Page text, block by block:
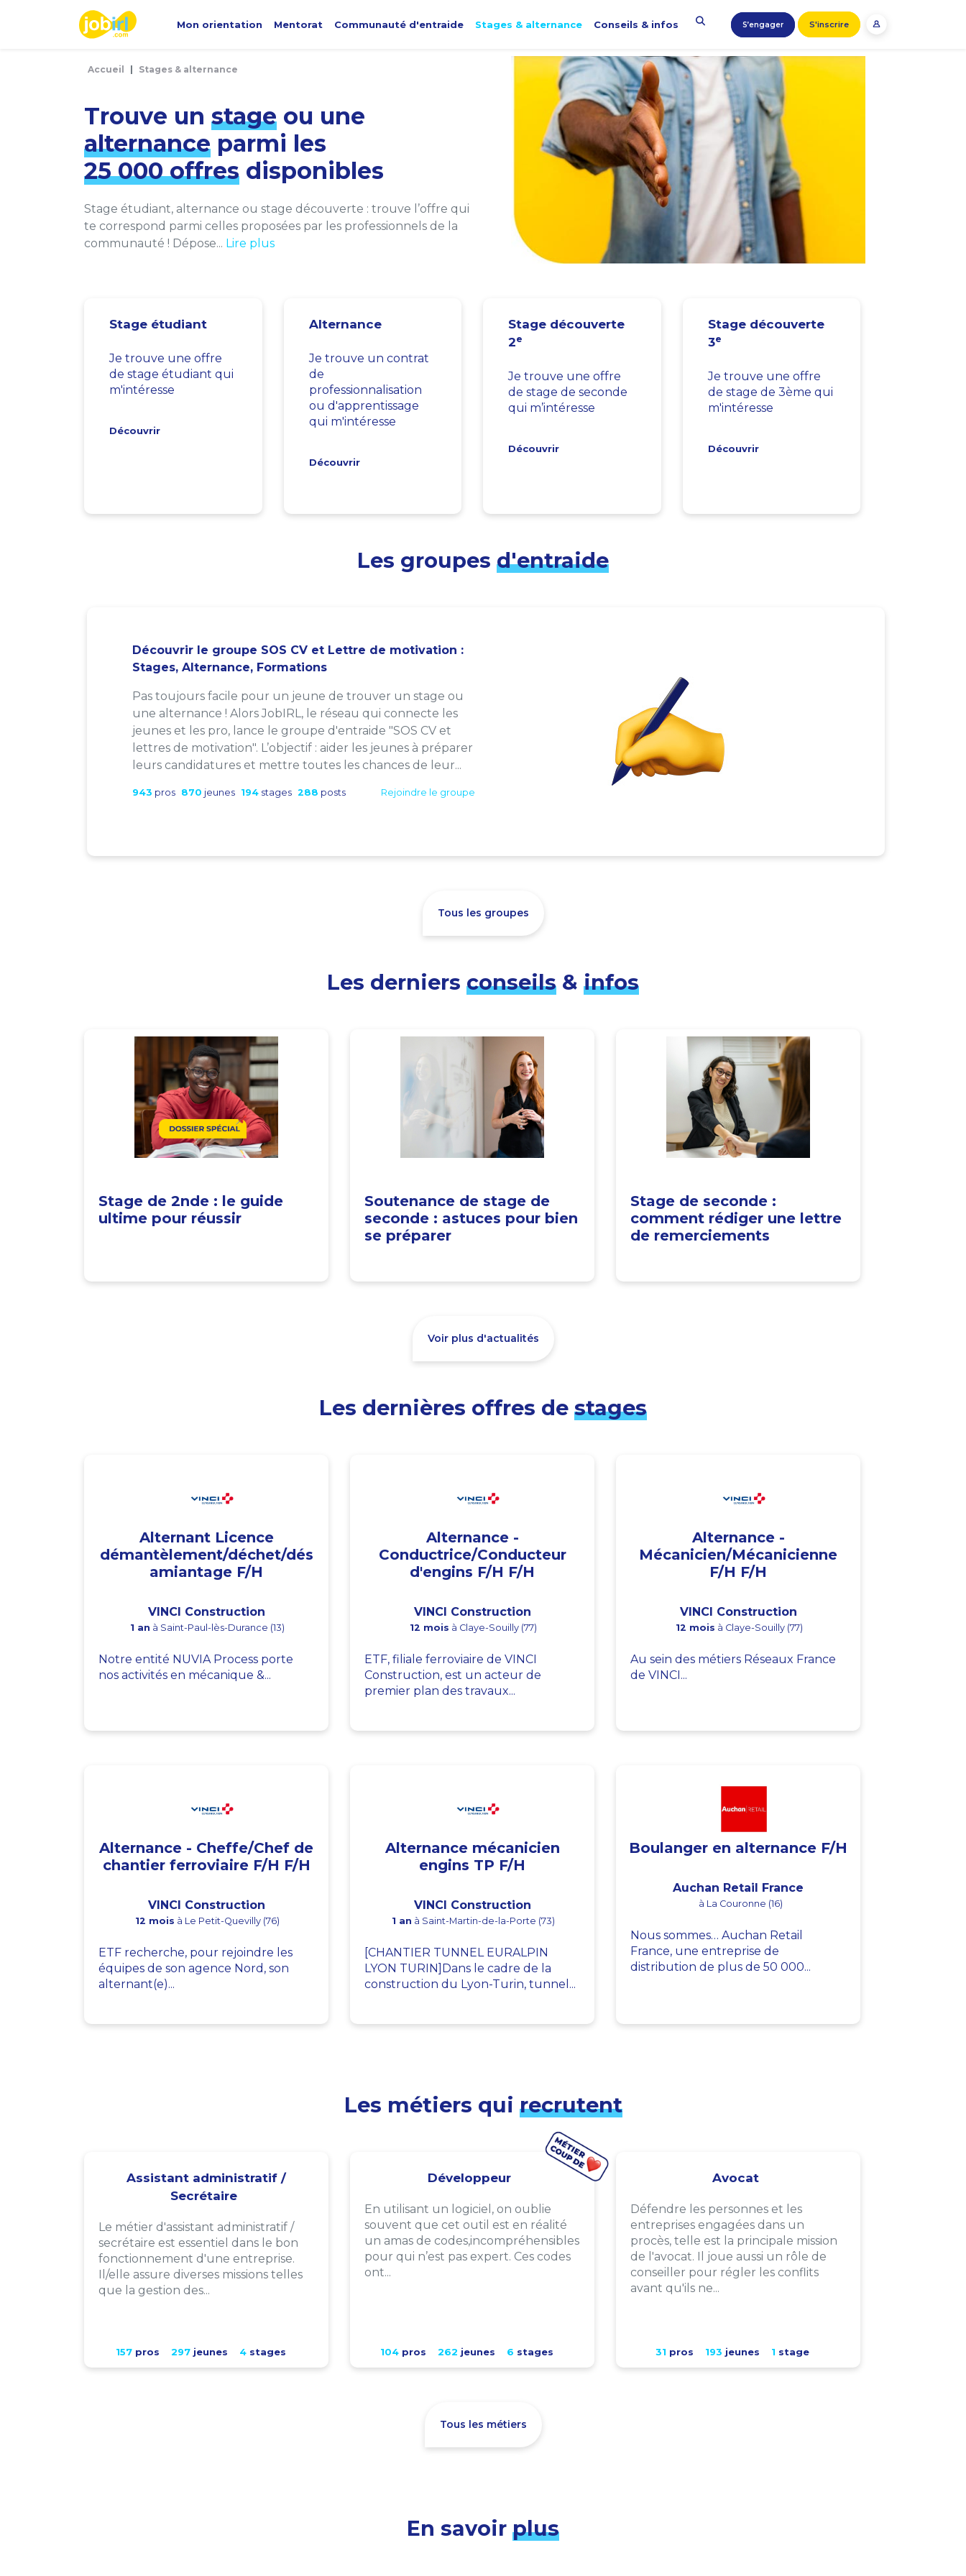
Mon orientation Mentorat Communauté d'entraide Stages & alternance Conseils & infos S’engager S'inscrire
Accueil Stages & alternance
Trouve un stage ou une
alternance parmi les
25 000 offres disponibles
Stage étudiant, alternance ou stage découverte : trouve l’offre qui
te correspond parmi celles proposées par les professionnels de la
communauté ! Dépose... Lire plus
Stage étudiant
Je trouve une offre
de stage étudiant qui
m'intéresse
Découvrir
Alternance
Je trouve un contrat
de
professionnalisation
ou d'apprentissage
qui m'intéresse
Découvrir
Stage découverte
2e
Je trouve une offre
de stage de seconde
qui m’intéresse
Découvrir
Stage découverte
3e
Je trouve une offre
de stage de 3ème qui
m'intéresse
Découvrir
Les groupes d'entraide
Découvrir le groupe SOS CV et Lettre de motivation :
Stages, Alternance, Formations
Pas toujours facile pour un jeune de trouver un stage ou
une alternance ! Alors JobIRL, le réseau qui connecte les
jeunes et les pro, lance le groupe d'entraide "SOS CV et
lettres de motivation". L’objectif : aider les jeunes à préparer
leurs candidatures et mettre toutes les chances de leur...
943 pros 870 jeunes 194 stages 288 posts Rejoindre le groupe
Tous les groupes
Les derniers conseils & infos
Stage de 2nde : le guide
ultime pour réussir
Soutenance de stage de
seconde : astuces pour bien
se préparer
Stage de seconde :
comment rédiger une lettre
de remerciements
Voir plus d'actualités
Les dernières offres de stages
Alternant Licence
démantèlement/déchet/dés
amiantage F/H
VINCI Construction
1 an à Saint-Paul-lès-Durance (13)
Notre entité NUVIA Process porte
nos activités en mécanique &...
Alternance -
Conductrice/Conducteur
d'engins F/H F/H
VINCI Construction
12 mois à Claye-Souilly (77)
ETF, filiale ferroviaire de VINCI
Construction, est un acteur de
premier plan des travaux...
Alternance -
Mécanicien/Mécanicienne
F/H F/H
VINCI Construction
12 mois à Claye-Souilly (77)
Au sein des métiers Réseaux France
de VINCI...
Alternance - Cheffe/Chef de
chantier ferroviaire F/H F/H
VINCI Construction
12 mois à Le Petit-Quevilly (76)
ETF recherche, pour rejoindre les
équipes de son agence Nord, son
alternant(e)...
Alternance mécanicien
engins TP F/H
VINCI Construction
1 an à Saint-Martin-de-la-Porte (73)
[CHANTIER TUNNEL EURALPIN
LYON TURIN]Dans le cadre de la
construction du Lyon-Turin, tunnel...
Boulanger en alternance F/H
Auchan Retail France
à La Couronne (16)
Nous sommes… Auchan Retail
France, une entreprise de
distribution de plus de 50 000...
Les métiers qui recrutent
Assistant administratif /
Secrétaire
Le métier d'assistant administratif /
secrétaire est essentiel dans le bon
fonctionnement d'une entreprise.
Il/elle assure diverses missions telles
que la gestion des...
157pros 297jeunes 4stages
Développeur
En utilisant un logiciel, on oublie
souvent que cet outil est en réalité
un amas de codes,incompréhensibles
pour qui n’est pas expert. Ces codes
ont...
104pros 262 jeunes 6 stages
Avocat
Défendre les personnes et les
entreprises engagées dans un
procès, telle est la principale mission
de l'avocat. Il joue aussi un rôle de
conseiller pour régler les conflits
avant qu'ils ne...
31 pros 193 jeunes 1 stage
Tous les métiers
En savoir plus
Panneau de gestion des cookies